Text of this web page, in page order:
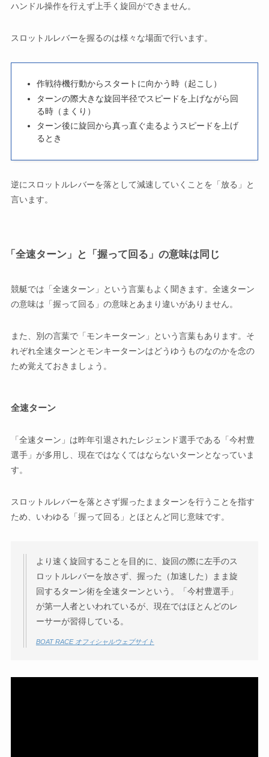
ハンドル操作を行えず上手く旋回ができません。
スロットルレバーを握るのは様々な場面で行います。
作戦待機行動からスタートに向かう時（起こし）
ターンの際大きな旋回半径でスピードを上げながら回
る時（まくり）
ターン後に旋回から真っ直ぐ走るようスピードを上げ
るとき
逆にスロットルレバーを落として減速していくことを「放る」と
言います。
「全速ターン」と「握って回る」の意味は同じ
競艇では「全速ターン」という言葉もよく聞きます。全速ターン
の意味は「握って回る」の意味とあまり違いがありません。
また、別の言葉で「モンキーターン」という言葉もあります。そ
れぞれ全速ターンとモンキーターンはどうゆうものなのかを念の
ため覚えておきましょう。
全速ターン
「全速ターン」は昨年引退されたレジェンド選手である「今村豊
選手」が多用し、現在ではなくてはならないターンとなっていま
す。
スロットルレバーを落とさず握ったままターンを行うことを指す
ため、いわゆる「握って回る」とほとんど同じ意味です。
より速く旋回することを目的に、旋回の際に左手のス
ロットルレバーを放さず、握った（加速した）まま旋
回するターン術を全速ターンという。「今村豊選手」
が第一人者といわれているが、現在ではほとんどのレ
ーサーが習得している。
BOAT RACE オフィシャルウェブサイト